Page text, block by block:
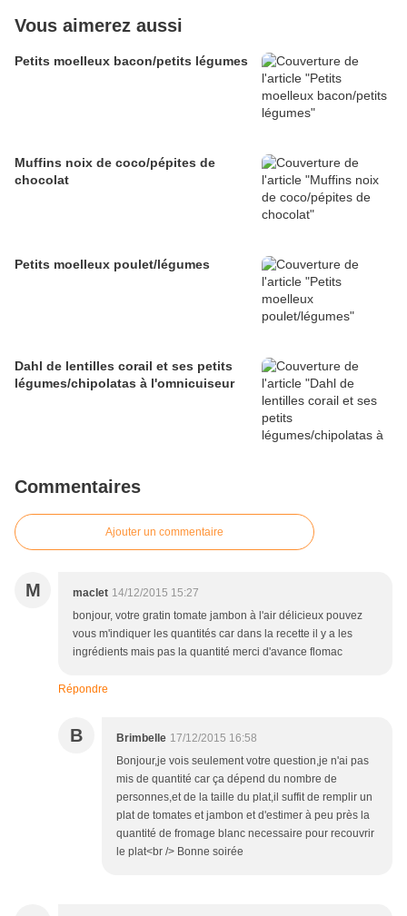
Vous aimerez aussi
Petits moelleux bacon/petits légumes
Muffins noix de coco/pépites de
chocolat
Petits moelleux poulet/légumes
Dahl de lentilles corail et ses petits
légumes/chipolatas à l'omnicuiseur
Commentaires
Ajouter un commentaire
M maclet 14/12/2015 15:27
bonjour, votre gratin tomate jambon à l'air délicieux pouvez
vous m'indiquer les quantités car dans la recette il y a les
ingrédients mais pas la quantité merci d'avance flomac
Répondre
B Brimbelle 17/12/2015 16:58
Bonjour,je vois seulement votre question,je n'ai pas
mis de quantité car ça dépend du nombre de
personnes,et de la taille du plat,il suffit de remplir un
plat de tomates et jambon et d'estimer à peu près la
quantité de fromage blanc necessaire pour recouvrir
le plat<br /> Bonne soirée